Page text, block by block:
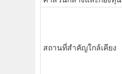
สถานที่สำคัญใกล้เคียง